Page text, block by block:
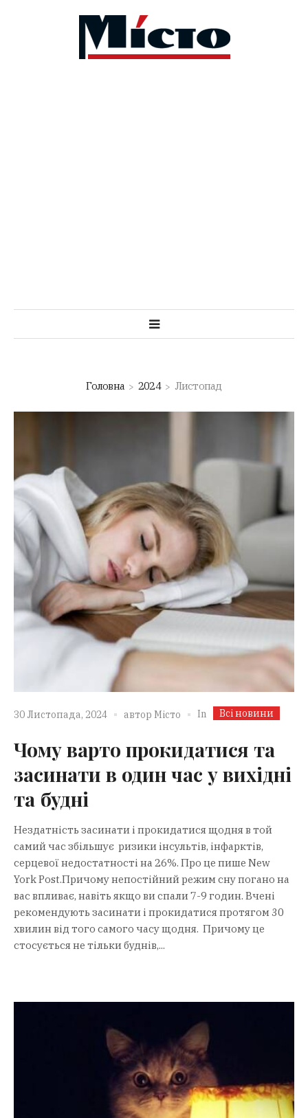
Головна 2024 Листопад
30 Листопада, 2024 автор Місто In Всі новини
Чому варто прокидатися та
засинати в один час у вихідні
та будні
Нездатність засинати і прокидатися щодня в той
самий час збільшує ризики інсультів, інфарктів,
серцевої недостатності на 26%. Про це пише New
York Post.Причому непостійний режим сну погано на
вас впливає, навіть якщо ви спали 7-9 годин. Вчені
рекомендують засинати і прокидатися протягом 30
хвилин від того самого часу щодня. Причому це
стосується не тільки буднів,...